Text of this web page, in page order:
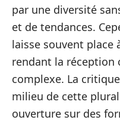
par une diversité
et de tendances.
laisse souvent place
rendant la réception
complexe. La
milieu de cette
ouverture sur des